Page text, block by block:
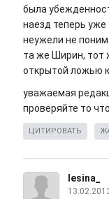
была
наезд теперь уже
неужели не
та же Ширин, тот
открытой ложью
уважаемая
проверяйте то
ЦИТИРОВАТЬ
lesina_